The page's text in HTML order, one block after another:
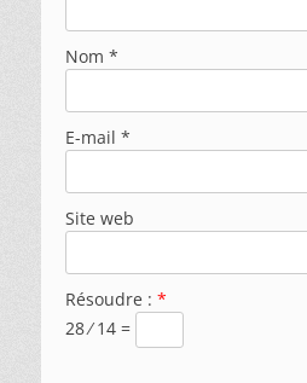
Nom *
E-mail *
Site web
Résoudre : *
28 ⁄ 14 =